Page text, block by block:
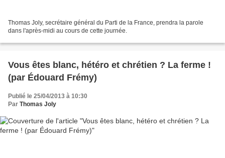
Thomas Joly, secrétaire général du Parti de la France, prendra la parole
dans l'après-midi au cours de cette journée.
Vous êtes blanc, hétéro et chrétien ? La ferme !
(par Édouard Frémy)
Publié le 25/04/2013 à 10:30
Par Thomas Joly